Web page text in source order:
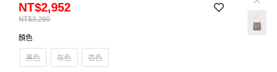
NT$3,280
NT$2,952
顏色
黑色 灰色 杏色